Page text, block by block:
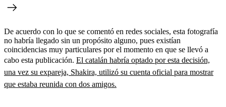
De acuerdo con lo que se comentó en redes sociales, esta fotografía
no habría llegado sin un propósito alguno, pues existían
coincidencias muy particulares por el momento en que se llevó a
cabo esta publicación. El catalán habría optado por esta decisión,
una vez su expareja, Shakira, utilizó su cuenta oficial para mostrar
que estaba reunida con dos amigos.